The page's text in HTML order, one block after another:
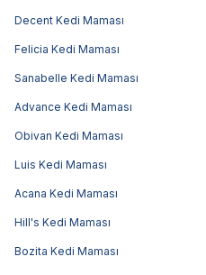
Decent Kedi Maması
Felicia Kedi Maması
Sanabelle Kedi Maması
Advance Kedi Maması
Obivan Kedi Maması
Luis Kedi Maması
Acana Kedi Maması
Hill's Kedi Maması
Bozita Kedi Maması